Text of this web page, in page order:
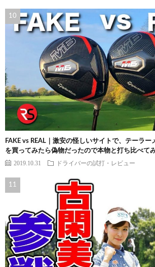
FAKE vs REAL｜激安の怪しいサイトで、テーラ
を買ってみたら偽物だったので本物と打ち比べて
2019.10.31 ドライバーの試打・レビュー